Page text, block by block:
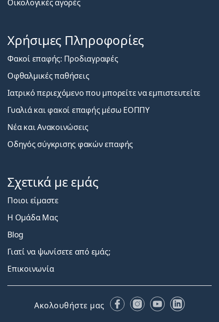
Οικολογικές αγορές
Χρήσιμες Πληροφορίες
Φακοί επαφής: Προδιαγραφές
Οφθαλμικές παθήσεις
Ιατρικό περιεχόμενο που μπορείτε να εμπιστευτείτε
Γυαλιά και φακοί επαφής μέσω ΕΟΠΠΥ
Νέα και Ανακοινώσεις
Οδηγός σύγκρισης φακών επαφής
Σχετικά με εμάς
Ποιοι είμαστε
Η Ομάδα Μας
Blog
Γιατί να ψωνίσετε από εμάς;
Επικοινωνία
Ακολουθήστε μας FacebookInstagram
YouTubeLinkedIn